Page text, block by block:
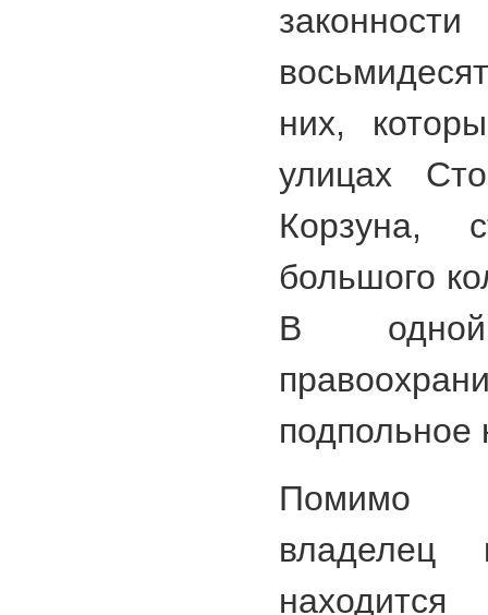
них,
улицах
Корзуна,
большого
В
подпольное
Помимо
владелец